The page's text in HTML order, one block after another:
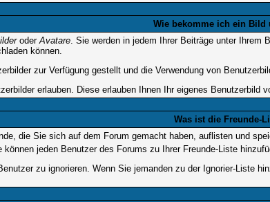
Wie bekomme ich ein Bild
oderAvatare. Sie werden in jedem Ihrer Beiträge unter Ihrem
können.
zur Verfügung gestellt und die Verwendung von
erlauben. Diese erlauben Ihnen Ihr eigenes Benutzerbild
Was ist die Freunde-
die Sie sich auf dem Forum gemacht haben, auflisten und
jeden Benutzer des Forums zu Ihrer Freunde-Liste
zu ignorieren. Wenn Sie jemanden zu der Ignorier-Liste